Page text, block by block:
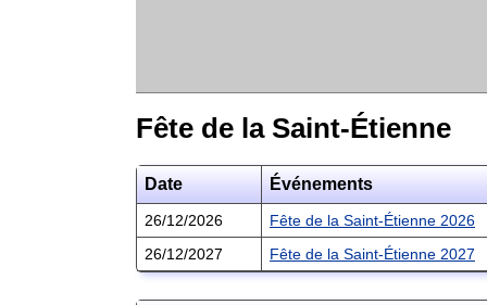
Fête de la Saint-Étienne
Date Événements
26/12/2026
Fête de la Saint-Étienne 2026
26/12/2027
Fête de la Saint-Étienne 2027